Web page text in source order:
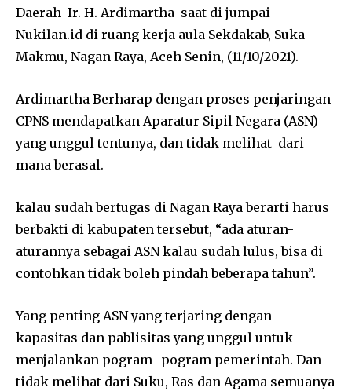
Daerah Ir. H. Ardimartha saat di jumpai
Nukilan.id di ruang kerja aula Sekdakab, Suka
Makmu, Nagan Raya, Aceh Senin, (11/10/2021).
Ardimartha Berharap dengan proses penjaringan
CPNS mendapatkan Aparatur Sipil Negara (ASN)
yang unggul tentunya, dan tidak melihat dari
mana berasal.
kalau sudah bertugas di Nagan Raya berarti harus
berbakti di kabupaten tersebut, “ada aturan-
aturannya sebagai ASN kalau sudah lulus, bisa di
contohkan tidak boleh pindah beberapa tahun”.
Yang penting ASN yang terjaring dengan
kapasitas dan pablisitas yang unggul untuk
menjalankan pogram- pogram pemerintah. Dan
tidak melihat dari Suku, Ras dan Agama semuanya